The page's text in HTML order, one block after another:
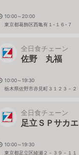
10:00～20:00
東京都葛飾区西亀有１-１６-７
全日食チェーン
佐野 丸福
10:00～19:30
栃木県佐野市赤見町３１２３－２
全日食チェーン
足立ＳＰサカエ
10:00～19:30
東京都足立区綾瀬２－３９－１１